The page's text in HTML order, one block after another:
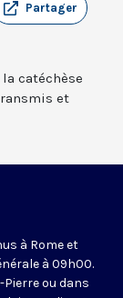
Partager
catéchèse
et
à Rome et
à 09h00.
ou dans